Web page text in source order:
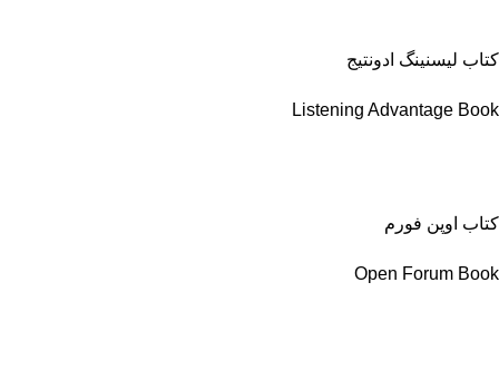
کتاب لیسنینگ ادونتیج
Listening Advantage Book
کتاب اوپن فورم
Open Forum Book